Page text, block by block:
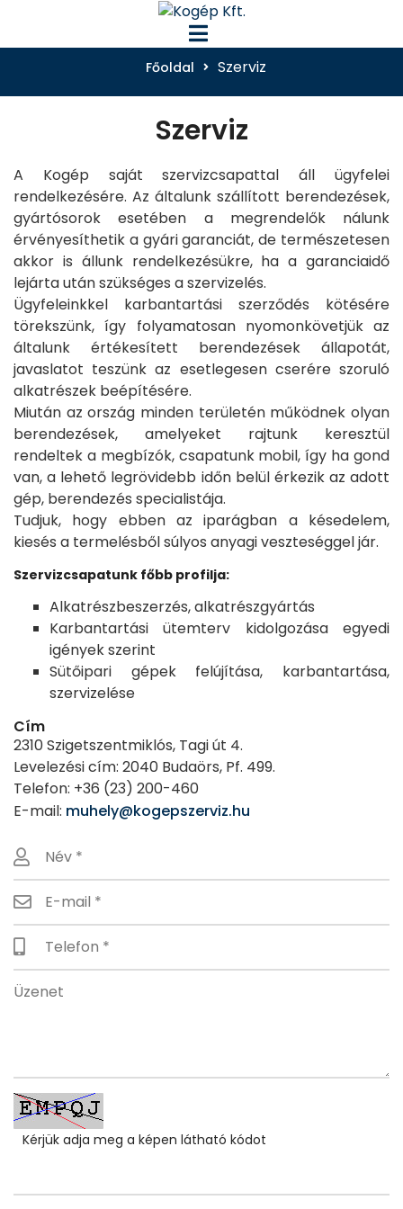
Termékek
Főoldal Szerviz
Szerviz
A Kogép saját szervizcsapattal áll ügyfelei
rendelkezésére. Az általunk szállított berendezések,
gyártósorok esetében a megrendelők nálunk
érvényesíthetik a gyári garanciát, de természetesen
akkor is állunk rendelkezésükre, ha a garanciaidő
lejárta után szükséges a szervizelés.
Ügyfeleinkkel karbantartási szerződés kötésére
törekszünk, így folyamatosan nyomonkövetjük az
általunk értékesített berendezések állapotát,
javaslatot teszünk az esetlegesen cserére szoruló
alkatrészek beépítésére.
Miután az ország minden területén működnek olyan
berendezések, amelyeket rajtunk keresztül
rendeltek a megbízók, csapatunk mobil, így ha gond
van, a lehető legrövidebb időn belül érkezik az adott
gép, berendezés specialistája.
Tudjuk, hogy ebben az iparágban a késedelem,
kiesés a termelésből súlyos anyagi veszteséggel jár.
Szervizcsapatunk főbb profilja:
Alkatrészbeszerzés, alkatrészgyártás
Karbantartási ütemterv kidolgozása egyedi
igények szerint
Sütőipari gépek felújítása, karbantartása,
szervizelése
Cím
2310 Szigetszentmiklós, Tagi út 4.
Levelezési cím: 2040 Budaörs, Pf. 499.
Telefon: +36 (23) 200-460
E-mail: muhely@kogepszerviz.hu
Kérjük adja meg a képen látható kódot